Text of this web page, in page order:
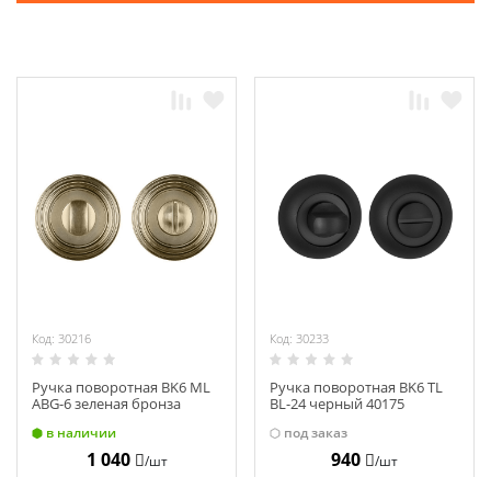
Код: 30216
Ручка поворотная BK6 ML
ABG-6 зеленая бронза
в наличии
1 040 /шт
Код: 30233
Ручка поворотная BK6 TL
BL-24 черный 40175
под заказ
940 /шт